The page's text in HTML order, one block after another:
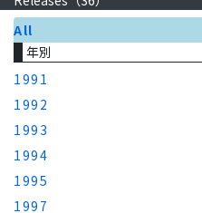
All
年別
1991
1992
1993
1994
1995
1997